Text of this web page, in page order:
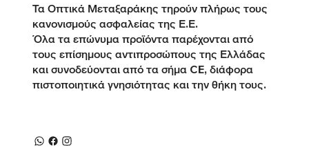
Τα Οπτικά Μεταξαράκης τηρούν πλήρως τους
κανονισμούς ασφαλείας της Ε.Ε.
Όλα τα επώνυμα προϊόντα παρέχονται από
τους επίσημους αντιπροσώπους της Ελλάδας
και συνοδεύονται από τα σήμα CE, διάφορα
πιστοποιητικά γνησιότητας και την θήκη τους.